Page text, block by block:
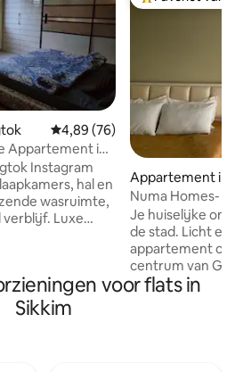
Gemiddelde beoordeling van
4,89 (76)
Appartement in
BhkInstagram
hal en
wasruimte,
Luxe
is volledig
luxe voertuigen
met een
Topfavoriet van
Appartement in
Numa Homes-
van Gangtok
Je huiselijke
de stad. Licht en
appartement op
centrum van
afstand van MG
voor flats in
Sikkim